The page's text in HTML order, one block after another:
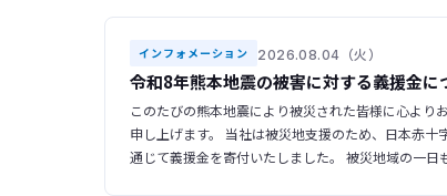
インフォメーション 2026.08.04（火）
令和8年熊本地震の被害に対する義援金に
このたびの熊本地震により被災された皆様に心より
申し上げます。 当社は被災地支援のため、日本赤十字社を
通じて義援金を寄付いたしました。 被災地域の一日も早い